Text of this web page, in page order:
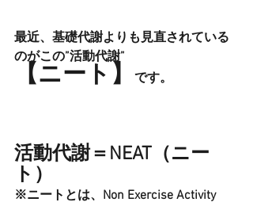
最近、基礎代謝よりも見直されている
のがこの”活動代謝”
【ニート】 です。
活動代謝＝NEAT（ニー
ト）
※ニートとは、Non Exercise Activity